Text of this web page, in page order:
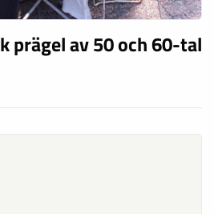
prägel av 50 och 60-tal